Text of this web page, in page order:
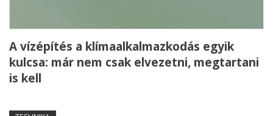
A vízépítés a klímaalkalmazkodás egyik
kulcsa: már nem csak elvezetni, megtartani
is kell